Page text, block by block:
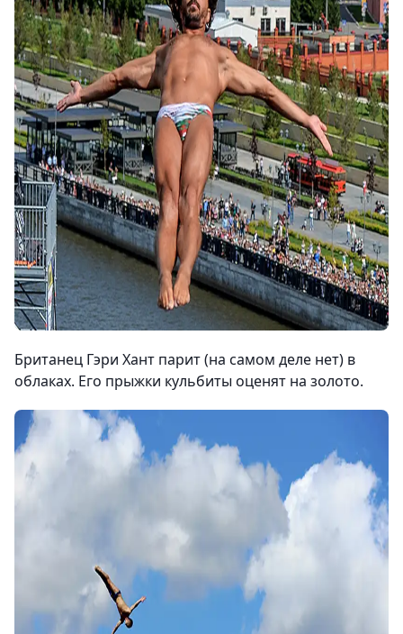
Британец Гэри Хант парит (на самом деле нет) в
облаках. Его прыжки кульбиты оценят на золото.